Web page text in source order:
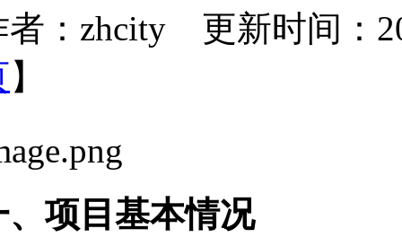
者：zhcity 更新时间：
】
、项目基本情况